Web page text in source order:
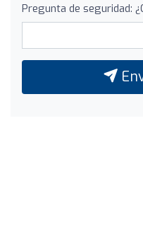
Pregunta de seguridad: